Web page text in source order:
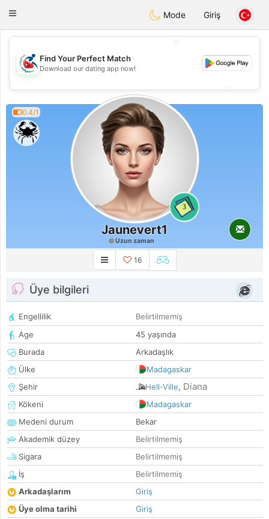
Handi Space
Toggle
Mode Giriş
💖
💕
Find Your Perfect Match
Download our dating app now!
0.4/1
3
Jaunevert1
Uzun zaman
16
Üye bilgileri
Engellilik
Belirtilmemiş
Age
45 yaşında
Burada
Arkadaşlık
Ülke
Madagaskar
Şehir
Hell-Ville, Diana
Kökeni
Madagaskar
Medeni durum
Bekar
Akademik düzey
Belirtilmemiş
Sigara
Belirtilmemiş
İş
Belirtilmemiş
Arkadaşlarım
Giriş
Üye olma tarihi
Giriş